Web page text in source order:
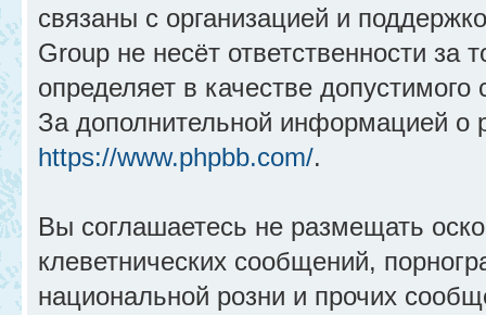
связаны с организацией и
Group не несёт ответственности
определяет в качестве
За дополнительной информацией о
https://www.phpbb.com/.
Вы соглашаетесь не размещать
клеветнических сообщений,
национальной розни и прочих